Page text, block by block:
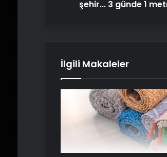
şehir... 3 günde 1
İlgili Makaleler